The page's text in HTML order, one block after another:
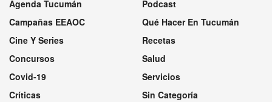
Agenda Tucumán
Campañas EEAOC
Cine Y Series
Concursos
Covid-19
Críticas
Podcast
Qué Hacer En Tucumán
Recetas
Salud
Servicios
Sin Categoría